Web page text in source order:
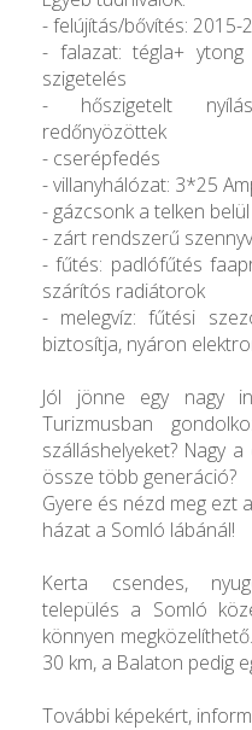
- felújítás/bővítés: 2015-
- falazat: tégla+
szigetelés
- hőszigetelt
redőnyözöttek
- cserépfedés
- villanyhálózat: 3*25
- gázcsonk a telken belül
- zárt rendszerű
- fűtés: padlófűtés
szárítós radiátorok
- melegvíz: fűtési
biztosítja, nyáron
Jól jönne egy nagy
Turizmusban
szálláshelyeket? Nagy
össze több generáció?
Gyere és nézd meg ezt
házat a Somló lábánál!
Kerta csendes,
település a Somló
könnyen
30 km, a Balaton pedig
További képekért,